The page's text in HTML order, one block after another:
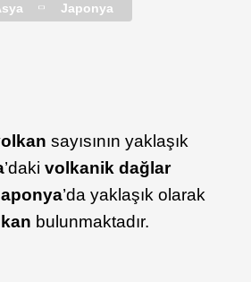
Japonya
sayısının yaklaşık
’daki volkanik dağlar
’da yaklaşık olarak
bulunmaktadır.